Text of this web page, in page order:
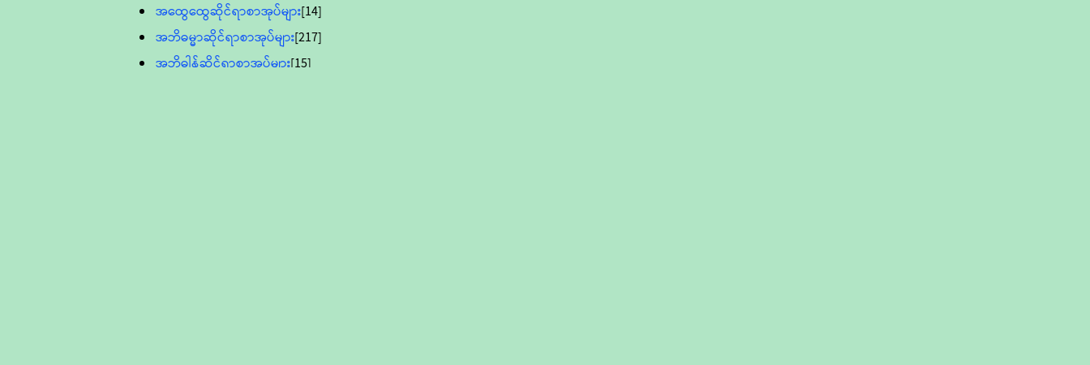
အထွေထွေဆိုင်ရာစာအုပ်များ[14]
အဘိဓမ္မာဆိုင်ရာစာအုပ်များ[217]
အဘိဓါန်ဆိုင်ရာစာအုပ်များ[15]